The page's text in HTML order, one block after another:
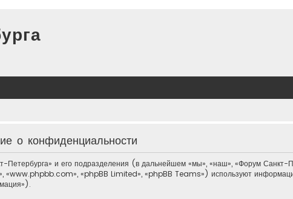
о конфиденциальности
Петербурга» и его подразделения (в дальнейшем «мы», «наш», «Форум
«www.phpbb.com», «phpBB Limited», «phpBB Teams») используют